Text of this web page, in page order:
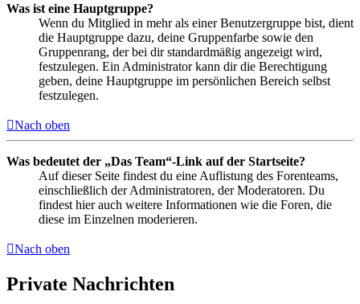
Was ist eine Hauptgruppe?
Wenn du Mitglied in mehr als einer Benutzergruppe bist, dient
die Hauptgruppe dazu, deine Gruppenfarbe sowie den
Gruppenrang, der bei dir standardmäßig angezeigt wird,
festzulegen. Ein Administrator kann dir die Berechtigung
geben, deine Hauptgruppe im persönlichen Bereich selbst
festzulegen.
Nach oben
Was bedeutet der „Das Team“-Link auf der Startseite?
Auf dieser Seite findest du eine Auflistung des Forenteams,
einschließlich der Administratoren, der Moderatoren. Du
findest hier auch weitere Informationen wie die Foren, die
diese im Einzelnen moderieren.
Nach oben
Private Nachrichten